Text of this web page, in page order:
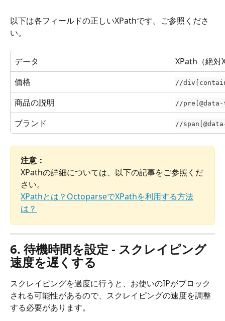
以下は各フィールドの正しいXPathです。ご参照くださ
い。
データ
XPath（絶対
価格
//
商品の説明 //
ブランド //
注意：
XPathの詳細については、以下の記事をご参照くだ
さい。
XPathとは？OctoparseでXPathを利用する方法
は？
6. 待機時間を設定 - スクレイピング
速度を遅くする
スクレイピングを過度に行うと、お使いのIPがブロック
される可能性があるので、スクレイピングの速度を調整
する必要があります。